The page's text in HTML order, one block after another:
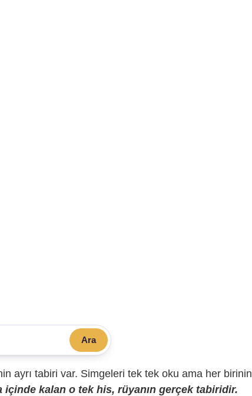
Ara
ayrı tabiri var. Simgeleri tek tek oku ama her birinin
içinde kalan o tek his, rüyanın gerçek tabiridir.